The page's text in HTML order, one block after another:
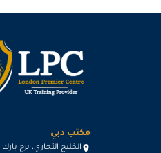
مكتب دبي
الخليج التجاري، برج بارك